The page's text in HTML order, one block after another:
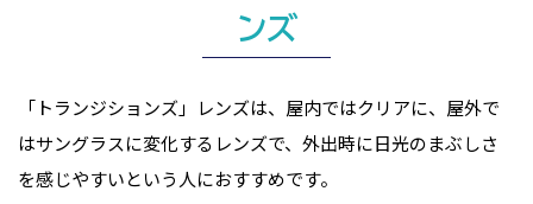
ンズ
「トランジションズ」レンズは、屋内ではクリアに、屋外で
はサングラスに変化するレンズで、外出時に日光のまぶしさ
を感じやすいという人におすすめです。